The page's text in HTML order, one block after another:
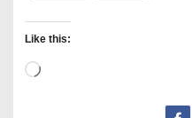
Like this:
L